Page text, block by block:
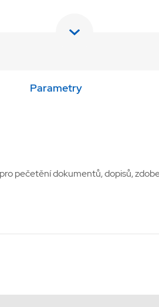
Parametry
pečetění dokumentů, dopisů,